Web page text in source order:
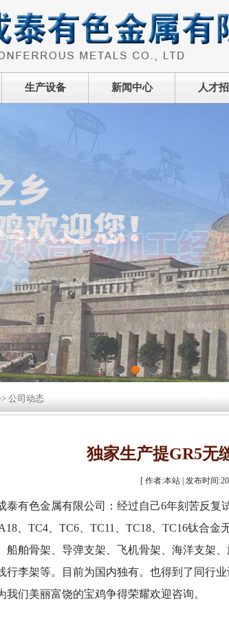
生产设备 新闻中心 人才
1 2 3
公司动态
独家生产提GR5无
[ 作者:本站 | 发布时间
泰有色金属有限公司：经过自己6年刻苦反复
、TC4、TC6、TC11、TC18、TC16钛合
船舶骨架、导弹支架、飞机骨架、海洋支架
行李架等。目前为国内独有。也得到了同行
我们美丽富饶的宝鸡争得荣耀欢迎咨询。